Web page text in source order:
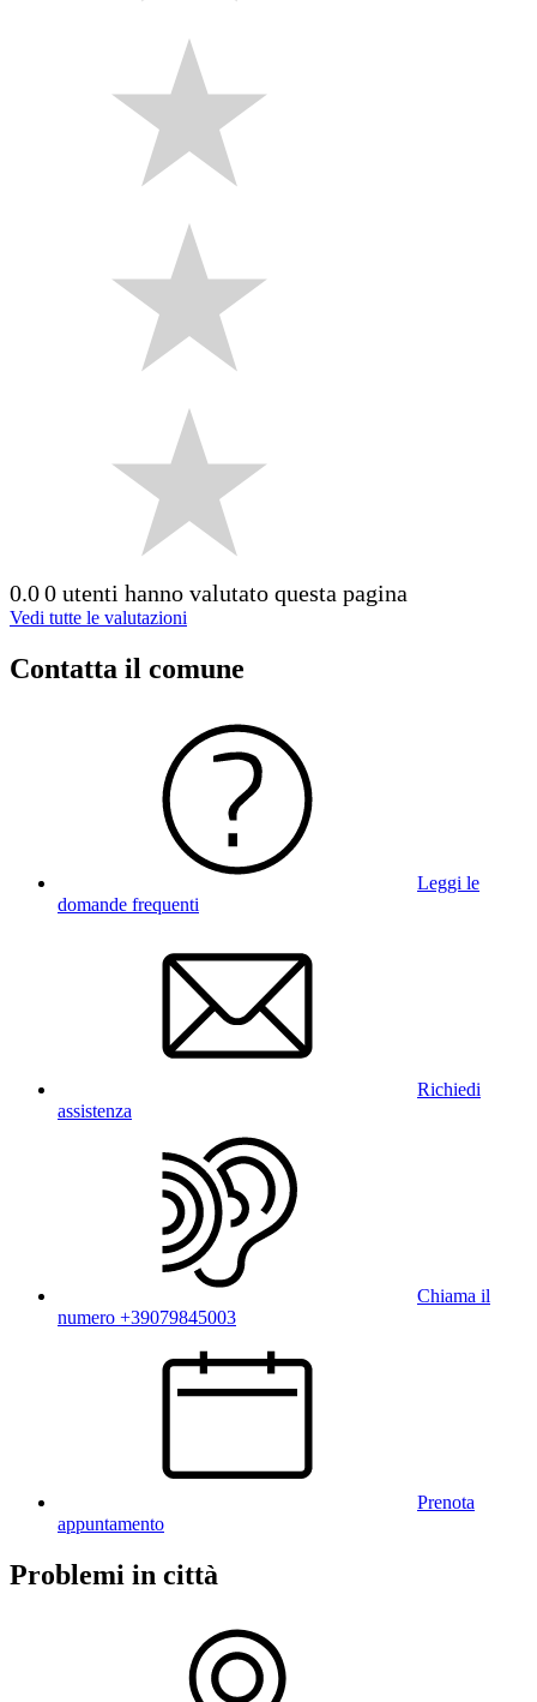
0.00 utenti hanno valutato questa pagina
Vedi tutte le valutazioni
Contatta il comune
Leggi le
domande frequenti
Richiedi
assistenza
Chiama il
numero +39079845003
Prenota
appuntamento
Problemi in città